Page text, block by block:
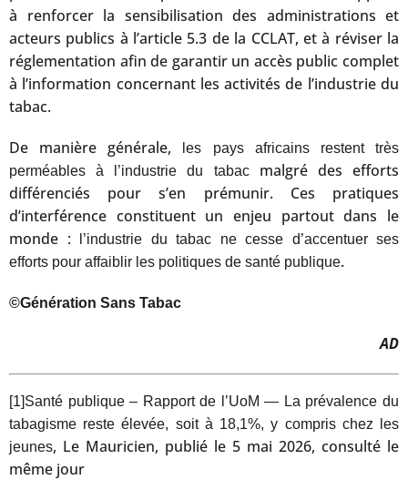
à renforcer la sensibilisation des administrations et
acteurs publics à l’article 5.3 de la CCLAT, et à réviser la
réglementation afin de garantir un accès public complet
à l’information concernant les activités de l’industrie du
tabac.
De manière générale,
les pays africains restent très
perméables à l’industrie du tabacmalgré des efforts
différenciés pour s’en prémunir. Ces pratiques
d’interférence constituent un enjeu partout dans le
monde :
l’industrie du tabac ne cesse d’accentuer ses
efforts pour affaiblir les politiques de santé publique.
©Génération Sans Tabac
AD
[1]Santé publique – Rapport de l’UoM — La prévalence du
tabagisme reste élevée, soit à 18,1%, y compris chez les
jeunes, Le Mauricien, publié le 5 mai 2026, consulté le
même jour